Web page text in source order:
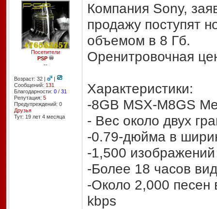
Посетители
PSP
--
Возраст: 32 |
|
Сообщений: 131
Благодарности: 0/ 31
Репутация: 5
Предупреждений: 0
Друзья
Тут: 19 лет 4 месяцa
Компания Sony,
продажу поступят
объемом в 8 Гб.
Оренитровочная
Характеристики:
-8GB MSX-M8GS
- Вес около двух
-0.79-дюйма в
-1,500
-Более 18 часов
-Около 2,000
kbps